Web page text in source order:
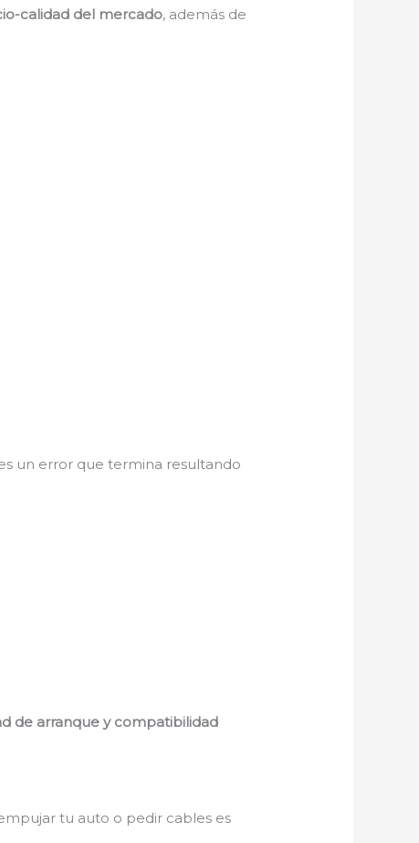
calidad del mercado, además de
un error que termina resultando
de arranque y compatibilidad
tu auto o pedir cables es